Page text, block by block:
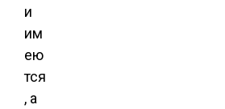
и
им
ею
тся
, а